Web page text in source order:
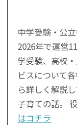
中学受験・公
2026年で運営
学受験、高校
ビスについて
ら詳しく解説
子育ての話。
はコチラ